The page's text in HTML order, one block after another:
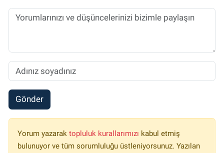
Gönder
Yorum yazarak topluluk kurallarımızı kabul etmiş
bulunuyor ve tüm sorumluluğu üstleniyorsunuz. Yazılan